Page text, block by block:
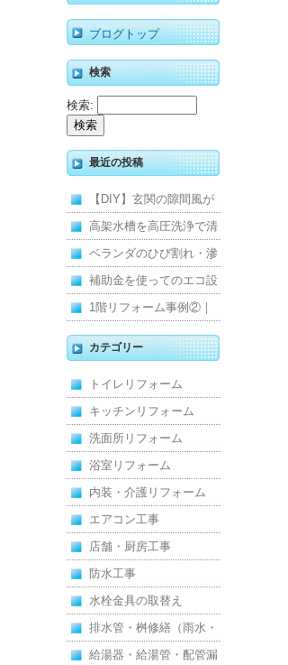
ブログトップ
検索
検索:
最近の投稿
【DIY】玄関の隙間風が
寒くて断熱ドアに交換し
ました
高架水槽を高圧洗浄で清
掃！衛生的な給水環境を
維持｜施工事例
ベランダのひび割れ・滲
みを解消！賃貸マンショ
ン防水工事
補助金を使ってのエコ設
備住宅リフォーム
1階リフォーム事例②｜
キッチン・床・収納を一
新し、扉新設で動線を整
えた全面改修
カテゴリー
トイレリフォーム
キッチンリフォーム
洗面所リフォーム
浴室リフォーム
内装・介護リフォーム
エアコン工事
店舗・厨房工事
防水工事
水栓金具の取替え
排水管・桝修繕（雨水・
汚水）
給湯器・給湯管・配管漏